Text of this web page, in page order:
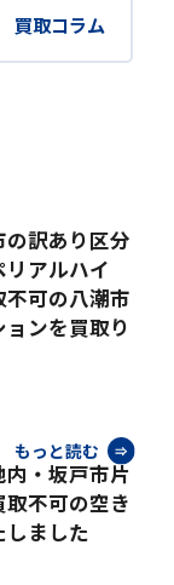
買取コラム
訳あり区分
リアルハイ
可の八潮市
ンを買取り
もっと読む
内・坂戸市片
不可の空き
ました